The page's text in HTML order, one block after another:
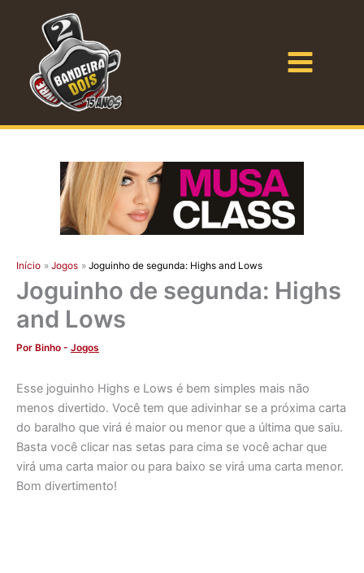
conteúdo
Início Jogos Joguinho de segunda: Highs and Lows
Joguinho de segunda: Highs
and Lows
Por Binho - Jogos
Esse joguinho Highs e Lows é bem simples mais não
menos divertido. Você tem que adivinhar se a próxima carta
do baralho que virá é maior ou menor que a última que saiu.
Basta você clicar nas setas para cima se você achar que
virá uma carta maior ou para baixo se virá uma carta menor.
Bom divertimento!